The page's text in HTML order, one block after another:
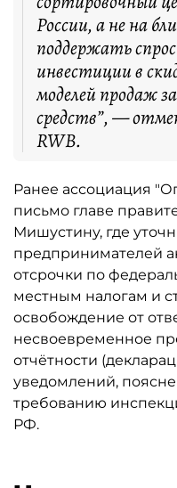
России, а не на
поддержать
инвестиции в
моделей продаж
средств”, —
RWB.
Ранее ассоциация
письмо главе
Мишустину, где
предпринимателей
отсрочки по
местным налогам и
освобождение от
несвоевременное
отчётности
уведомлений,
требованию
РФ.